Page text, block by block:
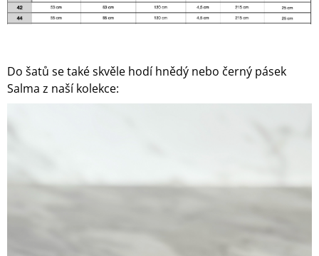
Do šatů se také skvěle hodí hnědý nebo černý pásek
Salma z naší kolekce: